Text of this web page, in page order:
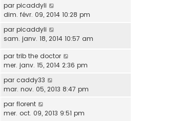
par picaddyli
dim. févr. 09, 2014 10:28 pm
par picaddyli
sam. janv. 18, 2014 10:57 am
par trib the doctor
mer. janv. 15, 2014 2:36 pm
par caddy33
mar. nov. 05, 2013 8:47 pm
par florent
mer. oct. 09, 2013 9:51 pm